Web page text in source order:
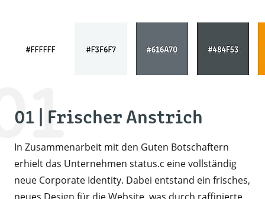
01 | Frischer Anstrich
In Zusammenarbeit mit den Guten Botschaftern
erhielt das Unternehmen status.c eine vollständig
neue Corporate Identity. Dabei entstand ein frisches,